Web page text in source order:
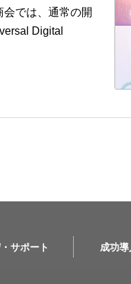
では、通常の開
Digital
サポート 成功